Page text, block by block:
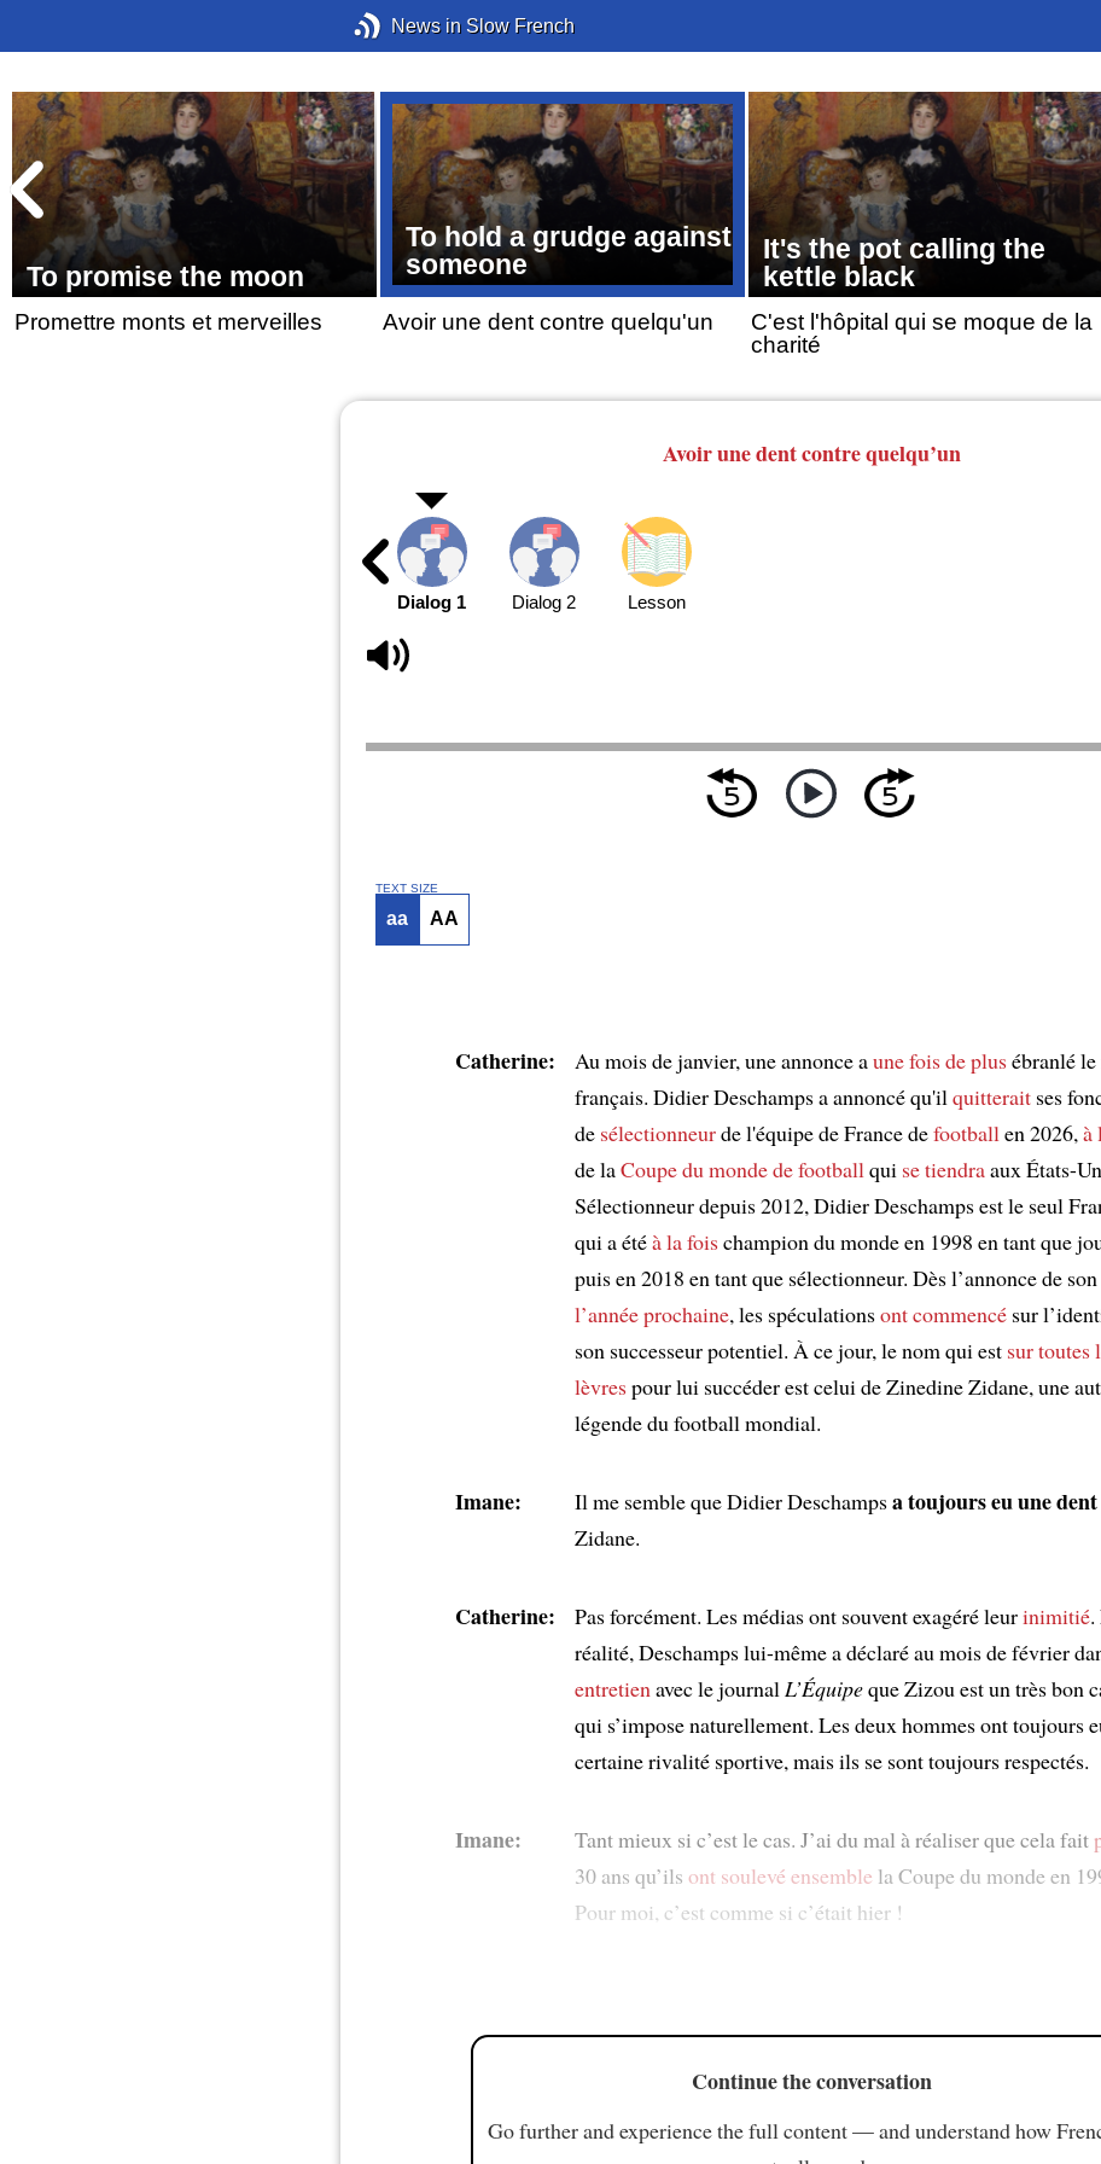
News in Slow French
To promise the moon
Promettre monts et merveilles
To hold a grudge against
someone
Avoir une dent contre quelqu'un
It's the pot calling the
kettle black
C'est l'hôpital qui se moque de la
charité
Avoir une dentcontre quelqu’un
Dialog 1 Dialog 2 Lesson
TEXT SIZE
aa AA
Catherine: Au mois de janvier, une annonce aune fois de plusébranlé
français. Didier Deschamps a annoncé qu'il quitteraitses
de sélectionneurde l'équipe de France defootball en 2026, à
de laCoupe du monde de football qui se tiendraaux États-
Sélectionneur depuis 2012, Didier Deschamps est le seul
qui a étéà la foischampion du monde en 1998 en tant que
puis en 2018 en tant que sélectionneur. Dès l’annonce de son
l’année prochaine, les spéculationsont commencésur
son successeur potentiel. À ce jour, le nom qui est sur toutes
lèvrespour lui succéder est celui de Zinedine Zidane, une
légende du football mondial.
Imane: Il me semble que Didier Deschampsa toujours eu une
Zidane.
Catherine: Pas forcément. Les médias ont souvent exagéré leurinimitié.
réalité, Deschamps lui-même a déclaré au mois de février
entretien avec le journal L’Équipeque Zizou est un très bon
qui s’impose naturellement. Les deux hommes ont toujours
certaine rivalité sportive, mais ils se sont toujours respectés.
Imane: Tant mieux si c’est le cas. J’ai du mal à réaliser que cela fait
30 ans qu’ils ont soulevé ensemble la Coupe du monde en
Pour moi, c’est comme si c’était hier !
Continue the conversation
Go further and experience the full content — and understand how